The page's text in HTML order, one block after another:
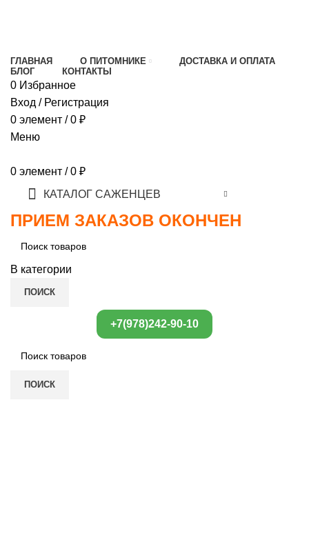
ГЛАВНАЯ О ПИТОМНИКЕ
ДОСТАВКА И ОПЛАТА
БЛОГ
КОНТАКТЫ
0 Избранное
Вход / Регистрация
0 элемент / 0 ₽
Меню
0 элемент / 0 ₽
КАТАЛОГ САЖЕНЦЕВ
ПРИЕМ ЗАКАЗОВ ОКОНЧЕН
В категории
ПОИСК
+7(978)242-90-10
ПОИСК